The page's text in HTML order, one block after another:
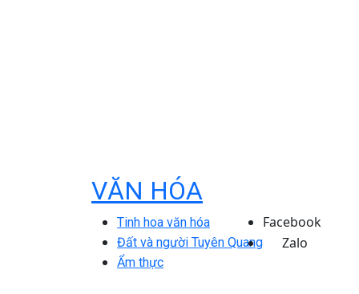
VĂN HÓA
Tinh hoa văn hóa
Đất và người Tuyên Quang
Ẩm thực
Facebook
Zalo